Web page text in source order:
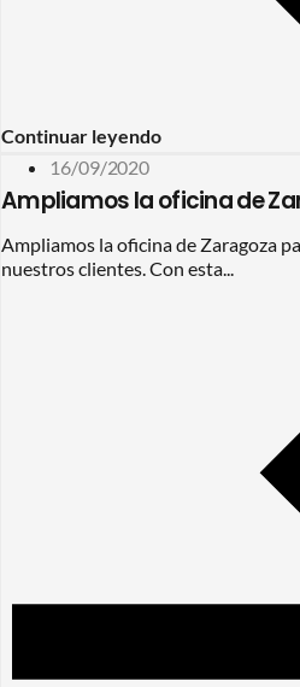
Continuar leyendo
16/09/2020
Ampliamos la oficina de
Ampliamos la oficina de Zaragoza
nuestros clientes. Con esta...